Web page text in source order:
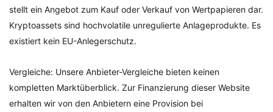
stellt ein Angebot zum Kauf oder Verkauf von Wertpapieren dar.
Kryptoassets sind hochvolatile unregulierte Anlageprodukte. Es
existiert kein EU-Anlegerschutz.
Vergleiche: Unsere Anbieter-Vergleiche bieten keinen
kompletten Marktüberblick. Zur Finanzierung dieser Website
erhalten wir von den Anbietern eine Provision bei